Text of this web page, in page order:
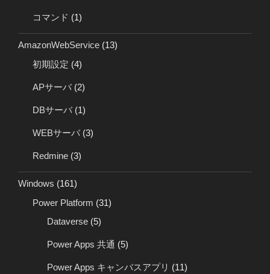
コマンド (1)
AmazonWebService (13)
初期設定 (4)
APサーバ(2)
DBサーバ(1)
WEBサーバ(3)
Redmine (3)
Windows (161)
Power Platform (31)
Dataverse (5)
Power Apps 共通 (5)
Power Apps キャンバスアプリ (11)